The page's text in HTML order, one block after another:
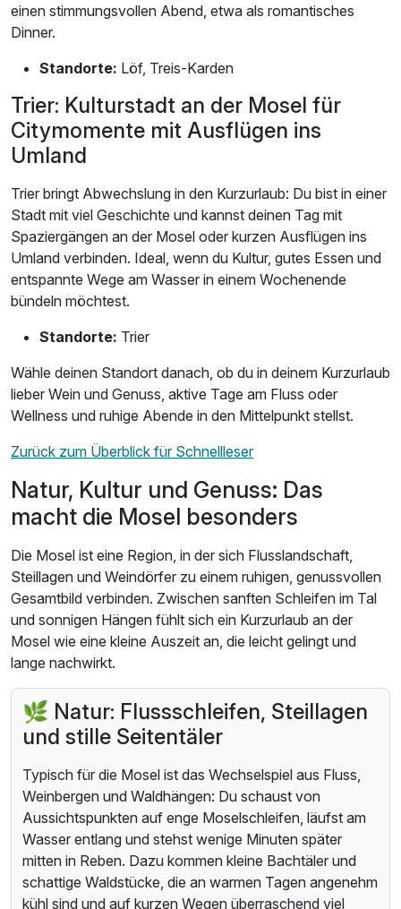
einen stimmungsvollen Abend, etwa als romantisches
Dinner.
Standorte: Löf, Treis-Karden
Trier: Kulturstadt an der Mosel für
Citymomente mit Ausflügen ins
Umland
Trier bringt Abwechslung in den Kurzurlaub: Du bist in einer
Stadt mit viel Geschichte und kannst deinen Tag mit
Spaziergängen an der Mosel oder kurzen Ausflügen ins
Umland verbinden. Ideal, wenn du Kultur, gutes Essen und
entspannte Wege am Wasser in einem Wochenende
bündeln möchtest.
Standorte: Trier
Wähle deinen Standort danach, ob du in deinem Kurzurlaub
lieber Wein und Genuss, aktive Tage am Fluss oder
Wellness und ruhige Abende in den Mittelpunkt stellst.
Zurück zum Überblick für Schnellleser
Natur, Kultur und Genuss: Das
macht die Mosel besonders
Die Mosel ist eine Region, in der sich Flusslandschaft,
Steillagen und Weindörfer zu einem ruhigen, genussvollen
Gesamtbild verbinden. Zwischen sanften Schleifen im Tal
und sonnigen Hängen fühlt sich ein Kurzurlaub an der
Mosel wie eine kleine Auszeit an, die leicht gelingt und
lange nachwirkt.
🌿 Natur: Flussschleifen, Steillagen
und stille Seitentäler
Typisch für die Mosel ist das Wechselspiel aus Fluss,
Weinbergen und Waldhängen: Du schaust von
Aussichtspunkten auf enge Moselschleifen, läufst am
Wasser entlang und stehst wenige Minuten später
mitten in Reben. Dazu kommen kleine Bachtäler und
schattige Waldstücke, die an warmen Tagen angenehm
kühl sind und auf kurzen Wegen überraschend viel